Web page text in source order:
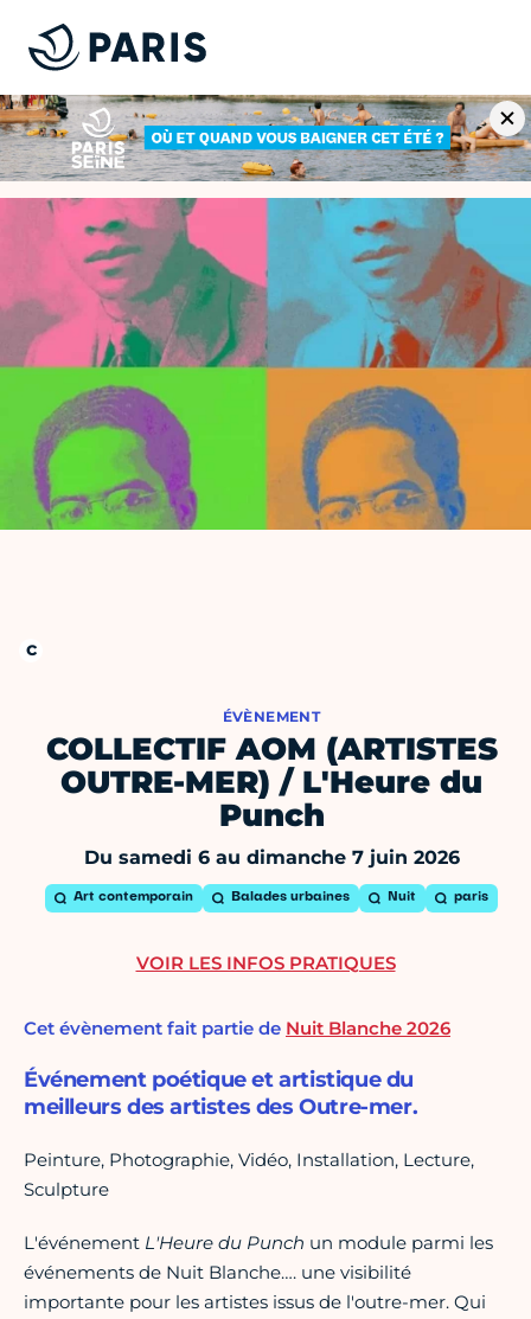
ÉVÈNEMENT
COLLECTIF AOM (ARTISTES
OUTRE-MER) / L'Heure du
Punch
Du samedi 6 au dimanche 7 juin 2026
Art contemporain Balades urbaines Nuit paris
Cet évènement fait partie de Nuit Blanche 2026
Événement poétique et artistique du
meilleurs des artistes des Outre-mer.
Peinture, Photographie, Vidéo, Installation, Lecture,
Sculpture
L'événement L'Heure du Punch un module parmi les
événements de Nuit Blanche…. une visibilité
importante pour les artistes issus de l'outre-mer. Qui
VOIR LES INFOS PRATIQUES